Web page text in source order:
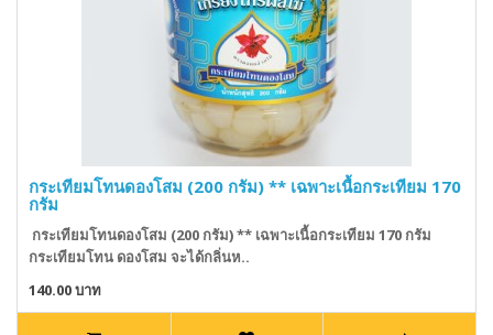
กระเทียมโทนดองโสม (200 กรัม) ** เฉพาะเนื้อกระเทียม 170
กรัม
กระเทียมโทนดองโสม (200 กรัม) ** เฉพาะเนื้อกระเทียม 170 กรัม
กระเทียมโทน ดองโสม จะได้กลิ่นห..
140.00 บาท